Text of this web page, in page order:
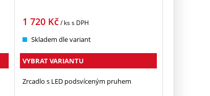
1 720 Kč/ kss DPH
Skladem dle variant
VYBRAT VARIANTU
Zrcadlo s LED podsvíceným pruhem